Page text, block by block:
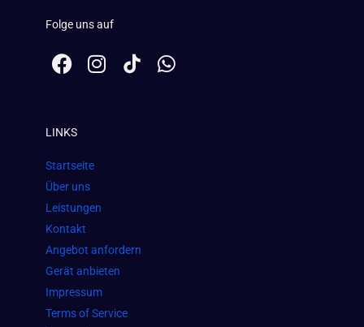
Folge uns auf
F
a
b
o
o
k
I
n
m
W
h
LINKS
Startseite
Über uns
Leistungen
Kontakt
Angebot anfordern
Gerät anbieten
Impressum
Terms of Service